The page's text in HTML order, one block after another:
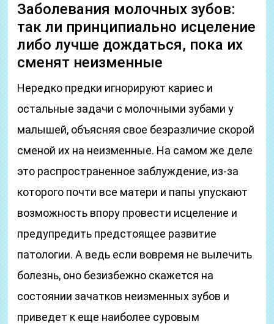
Заболевания молочных зубов:
так ли принципиально исцеление
либо лучше дождаться, пока их
сменят неизменные
Нередко предки игнорируют кариес и
остальные задачи с молочными зубами у
малышей, объясняя свое безразличие скорой
сменой их на неизменные. На самом же деле
это распространенное заблуждение, из-за
которого почти все матери и папы упускают
возможность впору провести исцеление и
предупредить предстоящее развитие
патологии. А ведь если вовремя не вылечить
болезнь, оно безизбежно скажется на
состоянии зачатков неизменных зубов и
приведет к еще наиболее суровым